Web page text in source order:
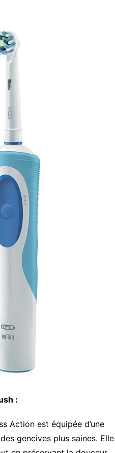
:
Action est équipée d’une
gencives plus saines. Elle